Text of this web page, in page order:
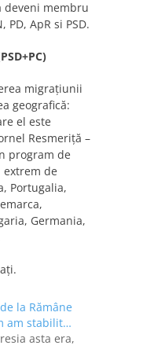
deveni membru
PD, ApR si PSD.
migraţiunii
geografică:
el este
Resmeriţă –
program de
de
Portugalia,
Germania,
de la Rămâne
am stabilit…
asta era,